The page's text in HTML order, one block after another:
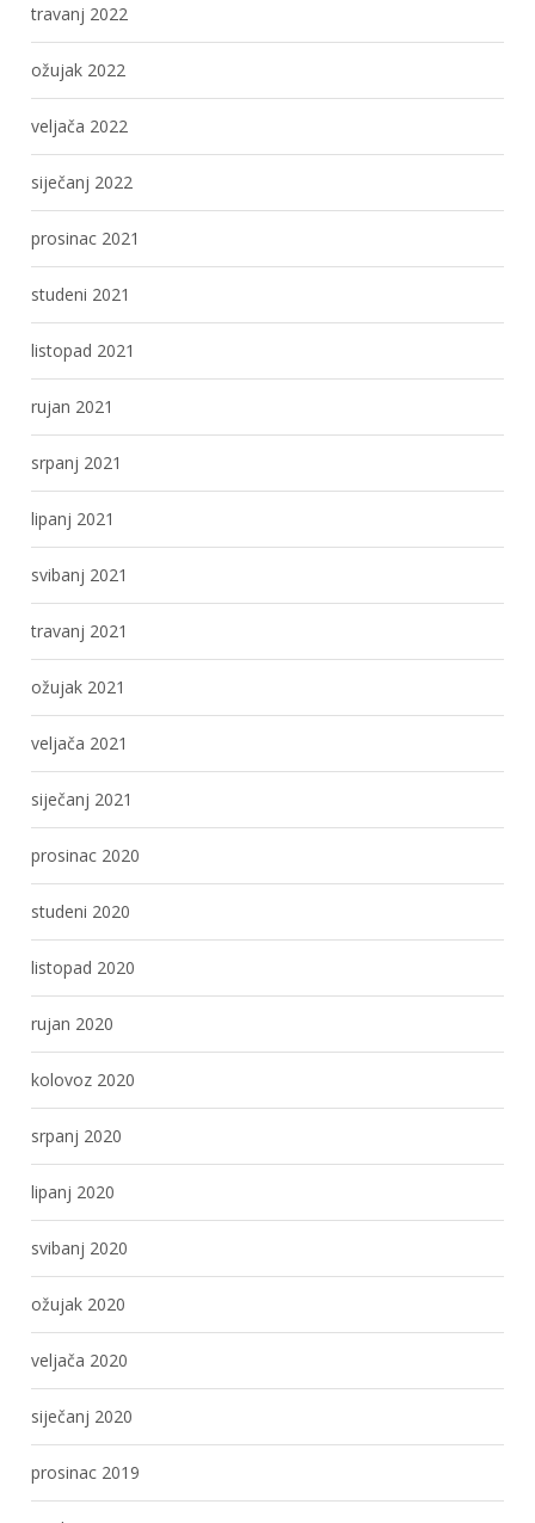
travanj 2022
ožujak 2022
veljača 2022
siječanj 2022
prosinac 2021
studeni 2021
listopad 2021
rujan 2021
srpanj 2021
lipanj 2021
svibanj 2021
travanj 2021
ožujak 2021
veljača 2021
siječanj 2021
prosinac 2020
studeni 2020
listopad 2020
rujan 2020
kolovoz 2020
srpanj 2020
lipanj 2020
svibanj 2020
ožujak 2020
veljača 2020
siječanj 2020
prosinac 2019